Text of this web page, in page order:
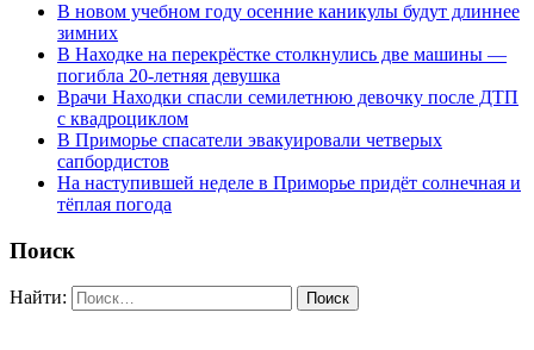
В новом учебном году осенние каникулы будут длиннее
зимних
В Находке на перекрёстке столкнулись две машины —
погибла 20-летняя девушка
Врачи Находки спасли семилетнюю девочку после ДТП
с квадроциклом
В Приморье спасатели эвакуировали четверых
сапбордистов
На наступившей неделе в Приморье придёт солнечная и
тёплая погода
Поиск
Найти: